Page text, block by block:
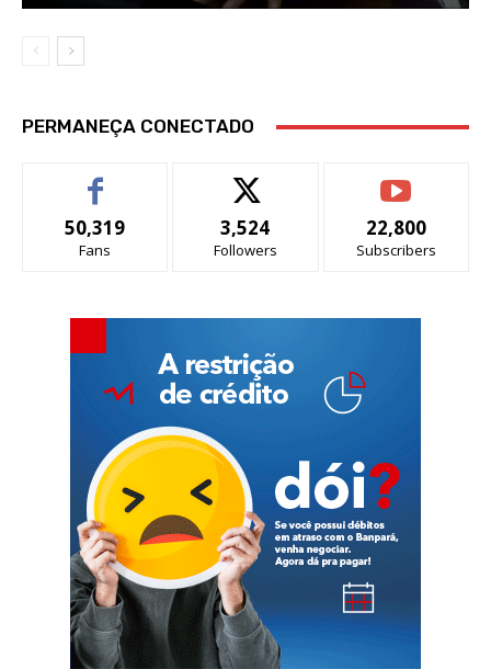
PERMANEÇA CONECTADO
50,319
Fans
3,524
Followers
22,800
Subscribers